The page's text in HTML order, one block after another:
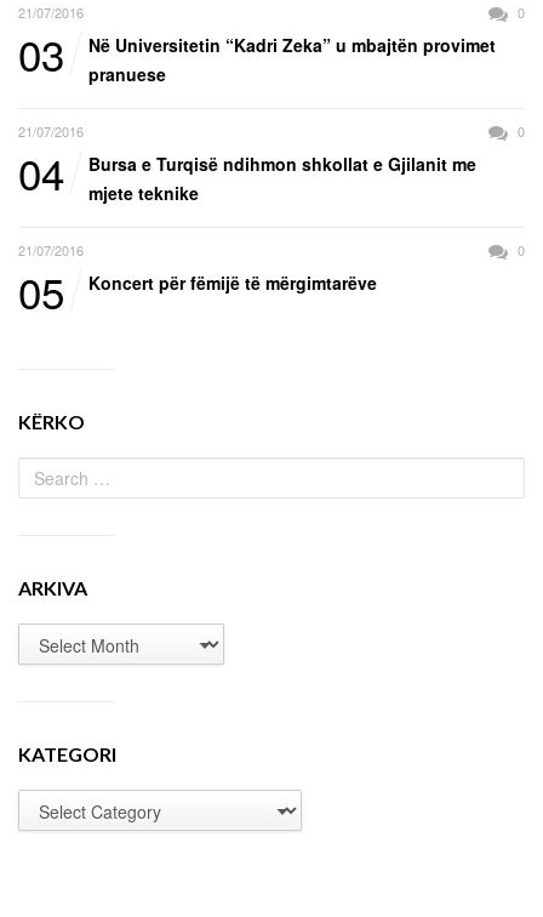
21/07/2016 0
03
Në Universitetin “Kadri Zeka” u mbajtën provimet
pranuese
21/07/2016 0
04
Bursa e Turqisë ndihmon shkollat e Gjilanit me
mjete teknike
21/07/2016 0
05 Koncert për fëmijë të mërgimtarëve
KËRKO
ARKIVA
KATEGORI